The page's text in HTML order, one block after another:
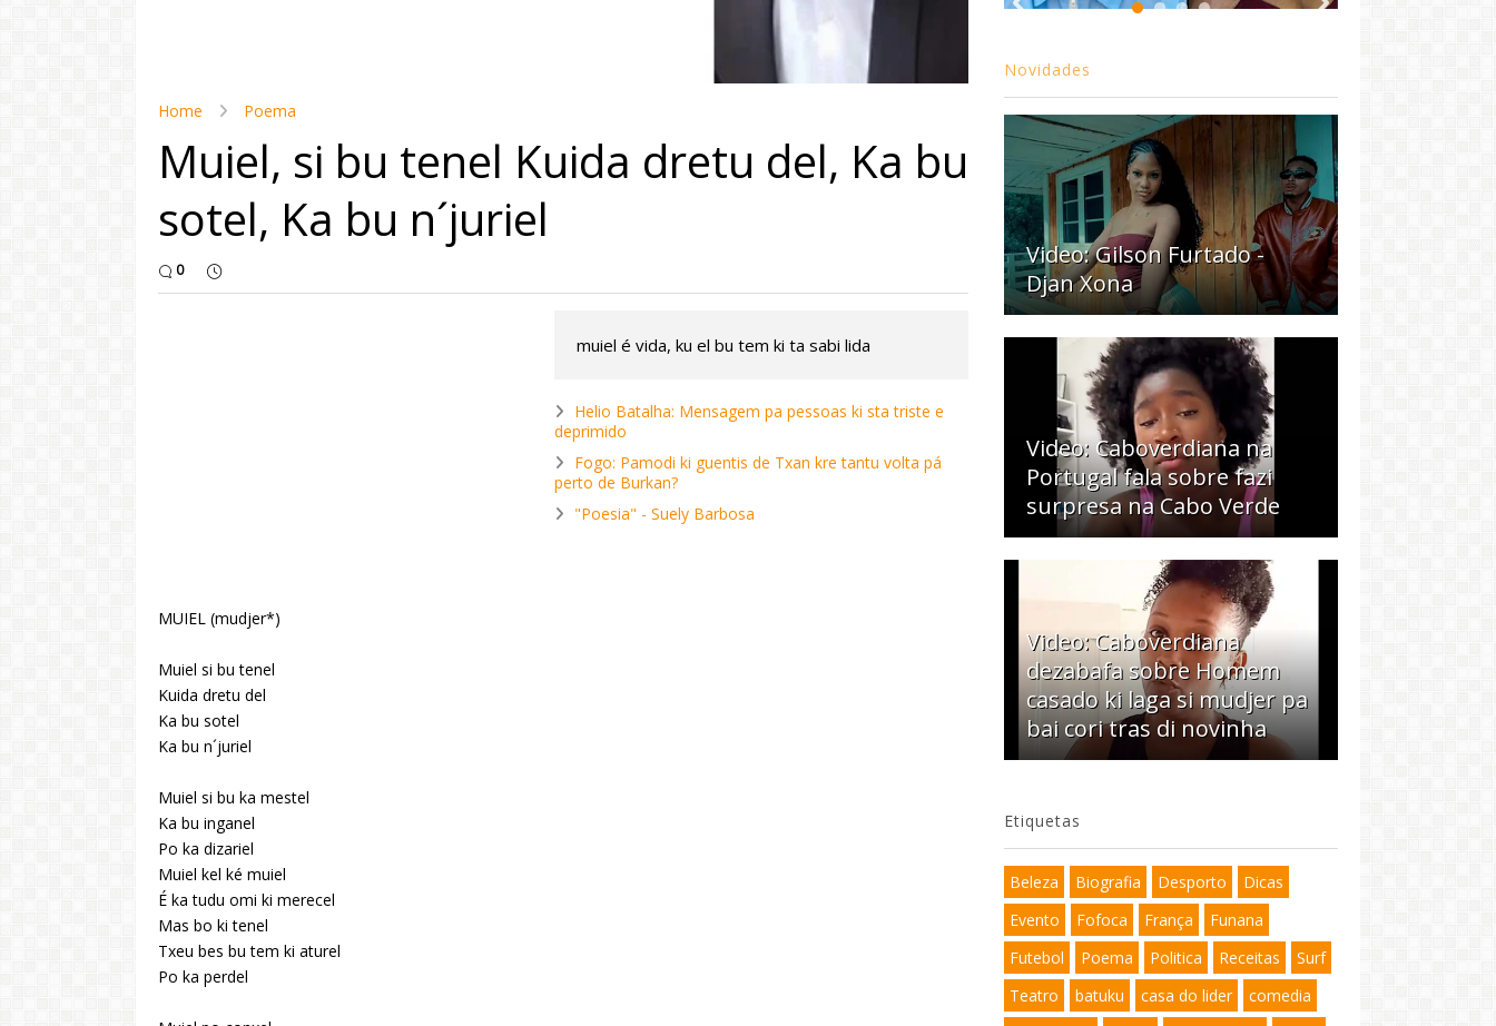
Home Poema
Muiel, si bu tenel Kuida dretu del, Ka bu
sotel, Ka bu n´juriel
0
muiel é vida, ku el bu tem ki ta sabi lida
Helio Batalha: Mensagem pa pessoas ki sta triste e
deprimido
Fogo: Pamodi ki guentis de Txan kre tantu volta pá
perto de Burkan?
"Poesia" - Suely Barbosa
MUIEL (mudjer*)
Muiel si bu tenel
Kuida dretu del
Ka bu sotel
Ka bu n´juriel
Muiel si bu ka mestel
Ka bu inganel
Po ka dizariel
Muiel kel ké muiel
É ka tudu omi ki merecel
Mas bo ki tenel
Txeu bes bu tem ki aturel
Po ka perdel
Novidades
Video: Gilson Furtado -
Djan Xona
Video: Caboverdiana na
Portugal fala sobre fazi
surpresa na Cabo Verde
Video: Caboverdiana
dezabafa sobre Homem
casado ki laga si mudjer pa
bai cori tras di novinha
Etiquetas
Beleza Biografia Desporto
Dicas
Evento
Fofoca França
Funana
Futebol
Poema Politica Receitas
Surf
Teatro
batuku casa do lider
comedia